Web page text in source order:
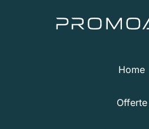
Home
Offerte